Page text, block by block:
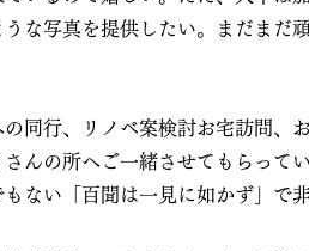
な写真を提供したい。まだまだ
同行、リノベ案検討お宅訪問、
んの所へご一緒させてもらって
ない「百聞は一見に如かず」で